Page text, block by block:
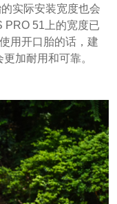
实际安装宽度也会
PRO 51上的宽度已
用开口胎的话，建
加耐用和可靠。